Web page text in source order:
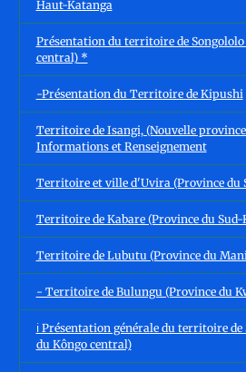
Haut-Katanga
Présentation du territoire de
central) *
-Présentation du Territoire de Kipushi
Territoire de Isangi, (Nouvelle
Informations et Renseignement
Territoire et ville d'Uvira (Province du
Territoire de Kabare (Province du Sud-
Territoire de Lubutu (Province du
- Territoire de Bulungu (Province du
ℹ️ Présentation générale du territoire de
du Kôngo central)